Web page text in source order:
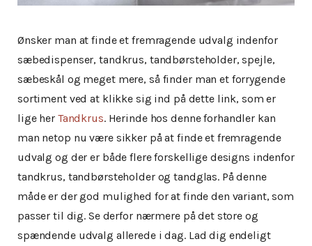
Ønsker man at finde et fremragende udvalg indenfor
sæbedispenser, tandkrus, tandbørsteholder, spejle,
sæbeskål og meget mere, så finder man et forrygende
sortiment ved at klikke sig ind på dette link, som er
lige her Tandkrus. Herinde hos denne forhandler kan
man netop nu være sikker på at finde et fremragende
udvalg og der er både flere forskellige designs indenfor
tandkrus, tandbørsteholder og tandglas. På denne
måde er der god mulighed for at finde den variant, som
passer til dig. Se derfor nærmere på det store og
spændende udvalg allerede i dag. Lad dig endeligt